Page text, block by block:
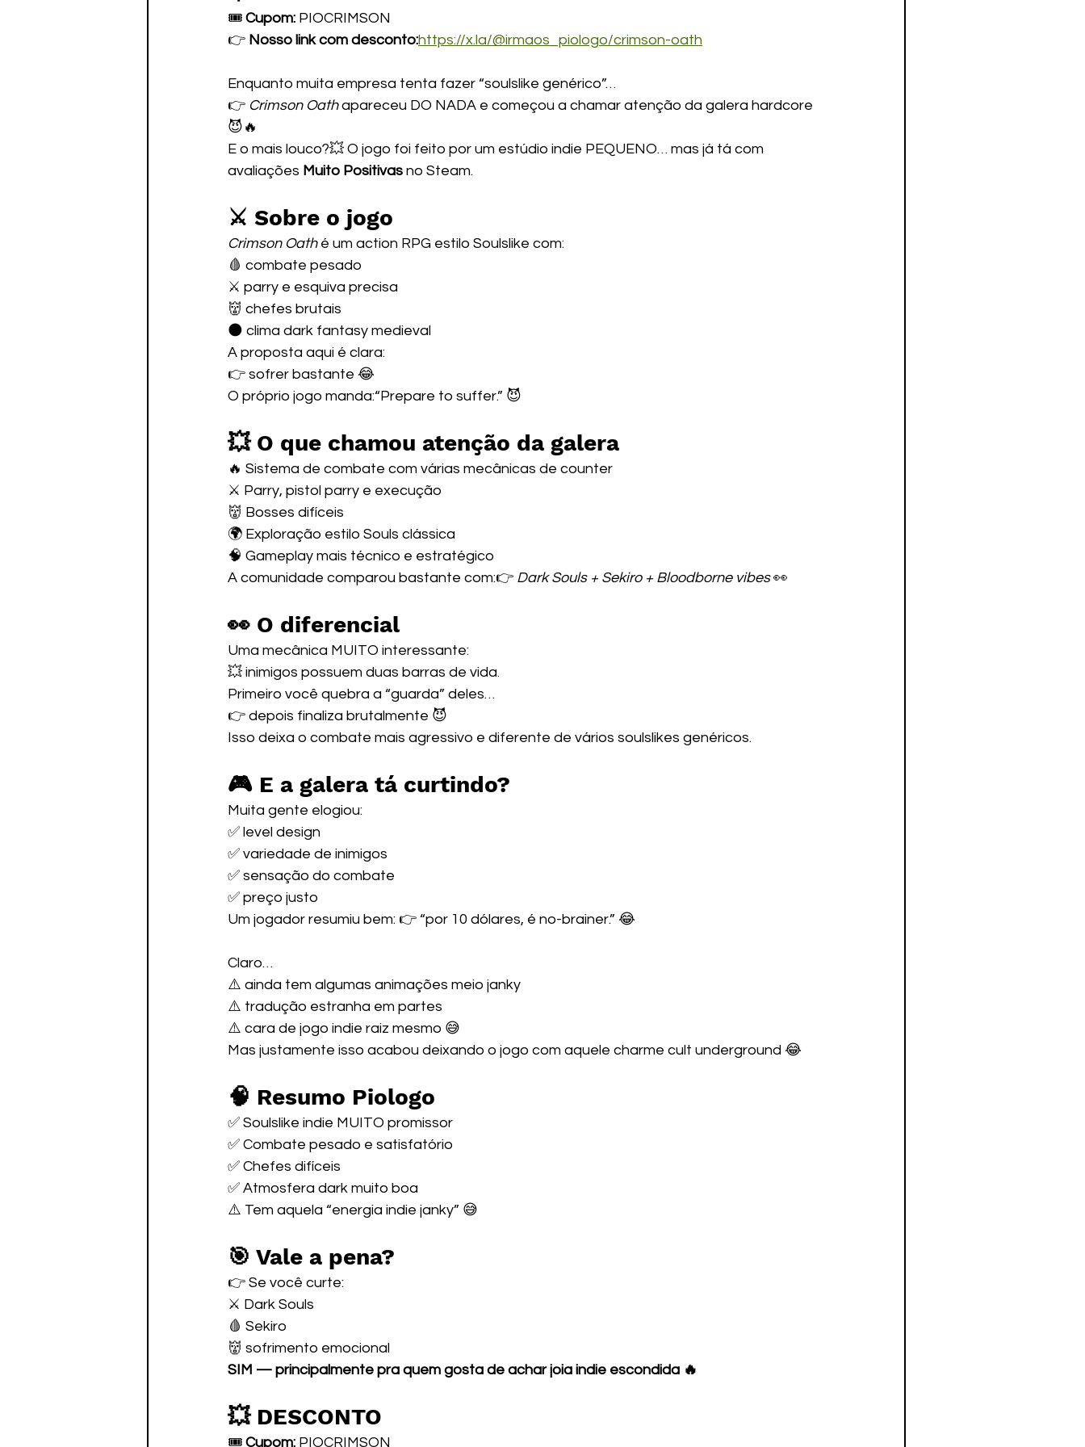
🎟️ Cupom: PIOCRIMSON
👉 Nosso link com desconto:https://x.la/@irmaos_piologo/crimson-oath
Enquanto muita empresa tenta fazer “soulslike genérico”…
👉 Crimson Oath apareceu DO NADA e começou a chamar atenção da galera hardcore
😈🔥
E o mais louco?💥 O jogo foi feito por um estúdio indie PEQUENO… mas já tá com
avaliações Muito Positivas no Steam.
⚔️ Sobre o jogo
Crimson Oath é um action RPG estilo Soulslike com:
🩸 combate pesado
⚔️ parry e esquiva precisa
👹 chefes brutais
🌑 clima dark fantasy medieval
A proposta aqui é clara:
👉 sofrer bastante 😂
O próprio jogo manda:“Prepare to suffer.” 😈
💥 O que chamou atenção da galera
🔥 Sistema de combate com várias mecânicas de counter
⚔️ Parry, pistol parry e execução
👹 Bosses difíceis
🌍 Exploração estilo Souls clássica
🧠 Gameplay mais técnico e estratégico
A comunidade comparou bastante com:👉 Dark Souls + Sekiro + Bloodborne vibes 👀
👀 O diferencial
Uma mecânica MUITO interessante:
💥 inimigos possuem duas barras de vida.
Primeiro você quebra a “guarda” deles…
👉 depois finaliza brutalmente 😈
Isso deixa o combate mais agressivo e diferente de vários soulslikes genéricos.
🎮 E a galera tá curtindo?
Muita gente elogiou:
✅ level design
✅ variedade de inimigos
✅ sensação do combate
✅ preço justo
Um jogador resumiu bem: 👉 “por 10 dólares, é no-brainer.” 😂
Claro…
⚠️ ainda tem algumas animações meio janky
⚠️ tradução estranha em partes
⚠️ cara de jogo indie raiz mesmo 😅
Mas justamente isso acabou deixando o jogo com aquele charme cult underground 😂
🧠 Resumo Piologo
✅ Soulslike indie MUITO promissor
✅ Combate pesado e satisfatório
✅ Chefes difíceis
✅ Atmosfera dark muito boa
⚠️ Tem aquela “energia indie janky” 😅
🎯 Vale a pena?
👉 Se você curte:
⚔️ Dark Souls
🩸 Sekiro
👹 sofrimento emocional
SIM — principalmente pra quem gosta de achar joia indie escondida 🔥
💥 DESCONTO
🎟️ Cupom: PIOCRIMSON